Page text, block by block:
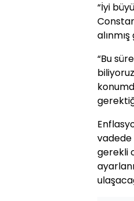
“İyi
“Bu
vadede
gerekli